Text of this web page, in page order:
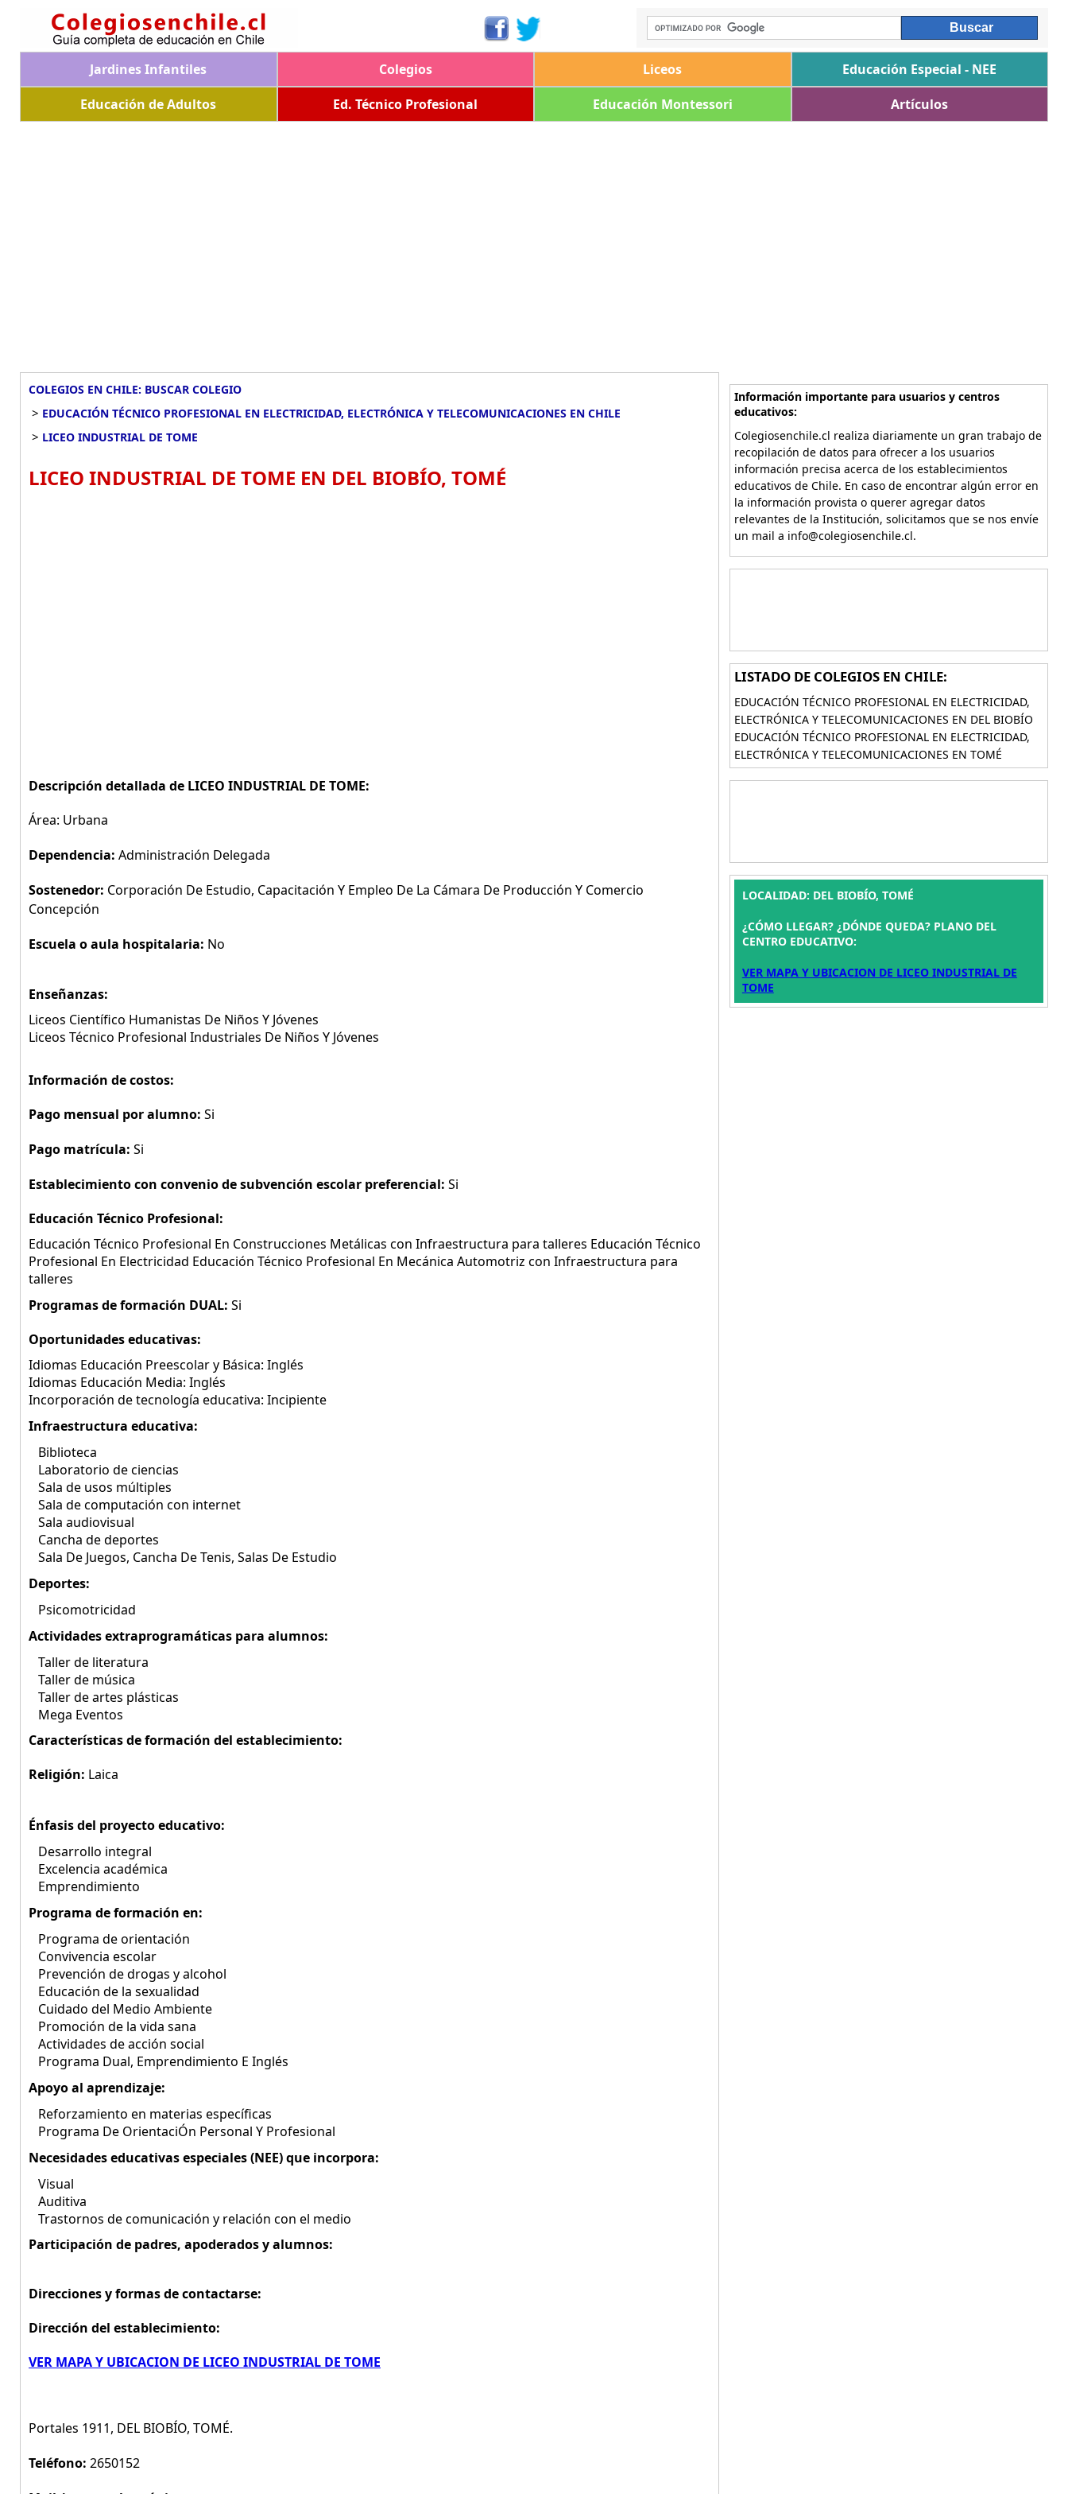
Jardines Infantiles Colegios Liceos
Educación Especial - NEE
Educación de Adultos
Ed. Técnico Profesional Educación Montessori Artículos
COLEGIOS EN CHILE: BUSCAR COLEGIO
> EDUCACIÓN TÉCNICO PROFESIONAL EN ELECTRICIDAD, ELECTRÓNICA Y TELECOMUNICACIONES EN CHILE
> LICEO INDUSTRIAL DE TOME
LICEO INDUSTRIAL DE TOME EN DEL BIOBÍO, TOMÉ
Descripción detallada de LICEO INDUSTRIAL DE TOME:
Área: Urbana
Dependencia: Administración Delegada
Sostenedor: Corporación De Estudio, Capacitación Y Empleo De La Cámara De Producción Y Comercio
Concepción
Escuela o aula hospitalaria: No
Enseñanzas:
Liceos Científico Humanistas De Niños Y Jóvenes
Liceos Técnico Profesional Industriales De Niños Y Jóvenes
Información de costos:
Pago mensual por alumno: Si
Pago matrícula: Si
Establecimiento con convenio de subvención escolar preferencial: Si
Educación Técnico Profesional:
Educación Técnico Profesional En Construcciones Metálicas con Infraestructura para talleres Educación Técnico
Profesional En Electricidad Educación Técnico Profesional En Mecánica Automotriz con Infraestructura para
talleres
Programas de formación DUAL: Si
Oportunidades educativas:
Idiomas Educación Preescolar y Básica: Inglés
Idiomas Educación Media: Inglés
Incorporación de tecnología educativa: Incipiente
Infraestructura educativa:
Biblioteca
Laboratorio de ciencias
Sala de usos múltiples
Sala de computación con internet
Sala audiovisual
Cancha de deportes
Sala De Juegos, Cancha De Tenis, Salas De Estudio
Deportes:
Psicomotricidad
Actividades extraprogramáticas para alumnos:
Taller de literatura
Taller de música
Taller de artes plásticas
Mega Eventos
Características de formación del establecimiento:
Religión: Laica
Énfasis del proyecto educativo:
Desarrollo integral
Excelencia académica
Emprendimiento
Programa de formación en:
Programa de orientación
Convivencia escolar
Prevención de drogas y alcohol
Educación de la sexualidad
Cuidado del Medio Ambiente
Promoción de la vida sana
Actividades de acción social
Programa Dual, Emprendimiento E Inglés
Apoyo al aprendizaje:
Reforzamiento en materias específicas
Programa De OrientaciÓn Personal Y Profesional
Necesidades educativas especiales (NEE) que incorpora:
Visual
Auditiva
Trastornos de comunicación y relación con el medio
Participación de padres, apoderados y alumnos:
Direcciones y formas de contactarse:
Dirección del establecimiento:
VER MAPA Y UBICACION DE LICEO INDUSTRIAL DE TOME
Portales 1911, DEL BIOBÍO, TOMÉ.
Teléfono: 2650152
Información importante para usuarios y centros
educativos:
Colegiosenchile.cl realiza diariamente un gran trabajo de
recopilación de datos para ofrecer a los usuarios
información precisa acerca de los establecimientos
educativos de Chile. En caso de encontrar algún error en
la información provista o querer agregar datos
relevantes de la Institución, solicitamos que se nos envíe
un mail a info@colegiosenchile.cl.
LISTADO DE COLEGIOS EN CHILE:
EDUCACIÓN TÉCNICO PROFESIONAL EN ELECTRICIDAD,
ELECTRÓNICA Y TELECOMUNICACIONES EN DEL BIOBÍO
EDUCACIÓN TÉCNICO PROFESIONAL EN ELECTRICIDAD,
ELECTRÓNICA Y TELECOMUNICACIONES EN TOMÉ
LOCALIDAD: DEL BIOBÍO, TOMÉ
¿CÓMO LLEGAR? ¿DÓNDE QUEDA? PLANO DEL
CENTRO EDUCATIVO:
VER MAPA Y UBICACION DE LICEO INDUSTRIAL DE
TOME